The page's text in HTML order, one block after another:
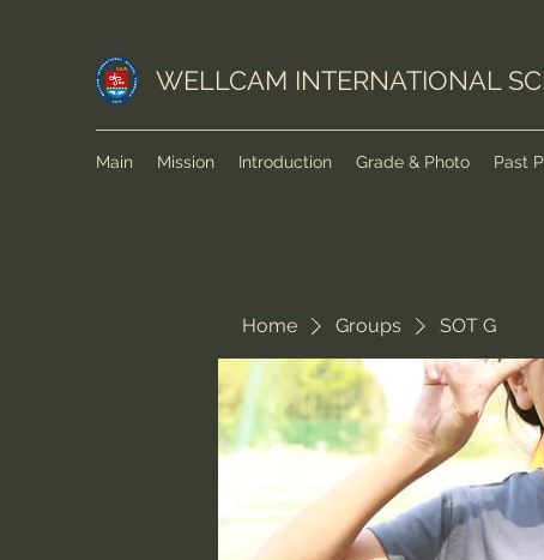
WELLCAM INTERNATIONAL
Main Mission Introduction Grade & Photo Past
Home Groups SOT G